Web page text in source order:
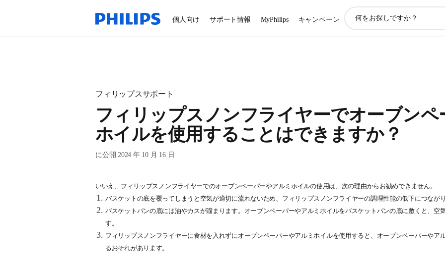
個人向け サポート情報 MyPhilips キャンペーン
索
フィリップスサポート
フィリップスノンフライヤーでオーブンペ
ホイルを使用することはできますか？
に公開 2024 年 10 月 16 日
いいえ、フィリップスノンフライヤーでのオーブンペーパーやアルミホイルの使用は、次の理由からお勧めできません。
バスケットの底を覆ってしまうと空気が適切に流れないため、フィリップスノンフライヤーの調理性能の低下につなが
バスケットパンの底には油やカスが溜まります。オーブンペーパーやアルミホイルをバスケットパンの底に敷くと、空
す。
フィリップスノンフライヤーに食材を入れずにオーブンペーパーやアルミホイルを使用すると、オーブンペーパーやア
るおそれがあります。